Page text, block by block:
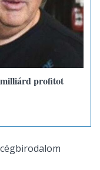
profitot